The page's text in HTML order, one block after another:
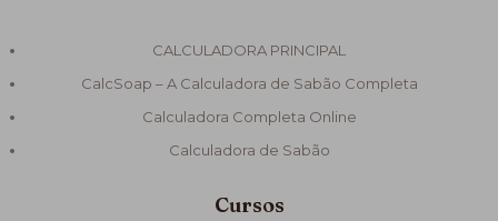
CALCULADORA PRINCIPAL
CalcSoap – A Calculadora de Sabão Completa
Calculadora Completa Online
Calculadora de Sabão
Cursos